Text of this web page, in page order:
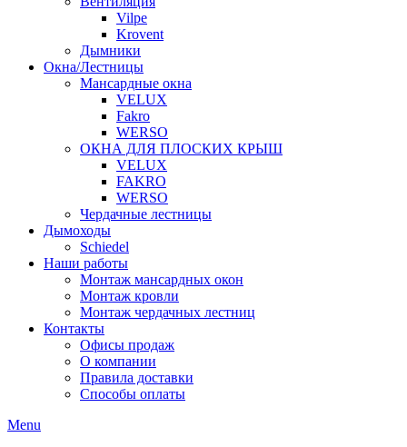
Vilpe
Krovent
Дымники
Окна/Лестницы
Мансардные окна
VELUX
Fakro
WERSO
ОКНА ДЛЯ ПЛОСКИХ КРЫШ
VELUX
FAKRO
WERSO
Чердачные лестницы
Дымоходы
Schiedel
Наши работы
Монтаж мансардных окон
Монтаж кровли
Монтаж чердачных лестниц
Контакты
Офисы продаж
О компании
Правила доставки
Способы оплаты
Menu